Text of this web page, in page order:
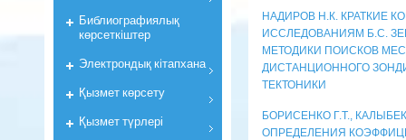
НАДИРОВ Н.К. КРАТКИЕ
ИССЛЕДОВАНИЯМ Б.С.
МЕТОДИКИ ПОИСКОВ
ДИСТАНЦИОННОГО
ТЕКТОНИКИ
БОРИСЕНКО Г.Т.,
ОПРЕДЕЛЕНИЯ
Библиографиялық
көрсеткiштер
Электрондық кiтапхана
Қызмет көрсету
Қызмет түрлері